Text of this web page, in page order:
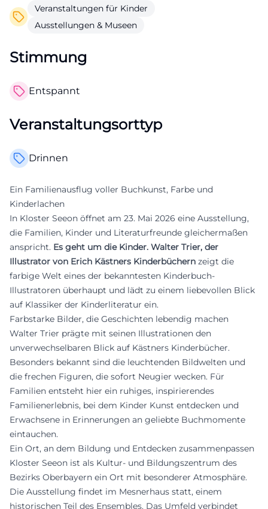
Veranstaltungen für Kinder
Ausstellungen & Museen
Stimmung
Entspannt
Veranstaltungsorttyp
Drinnen
Ein Familienausflug voller Buchkunst, Farbe und
Kinderlachen
In Kloster Seeon öffnet am 23. Mai 2026 eine Ausstellung,
die Familien, Kinder und Literaturfreunde gleichermaßen
anspricht. Es geht um die Kinder. Walter Trier, der
Illustrator von Erich Kästners Kinderbüchern zeigt die
farbige Welt eines der bekanntesten Kinderbuch-
Illustratoren überhaupt und lädt zu einem liebevollen Blick
auf Klassiker der Kinderliteratur ein.
Farbstarke Bilder, die Geschichten lebendig machen
Walter Trier prägte mit seinen Illustrationen den
unverwechselbaren Blick auf Kästners Kinderbücher.
Besonders bekannt sind die leuchtenden Bildwelten und
die frechen Figuren, die sofort Neugier wecken. Für
Familien entsteht hier ein ruhiges, inspirierendes
Familienerlebnis, bei dem Kinder Kunst entdecken und
Erwachsene in Erinnerungen an geliebte Buchmomente
eintauchen.
Ein Ort, an dem Bildung und Entdecken zusammenpassen
Kloster Seeon ist als Kultur- und Bildungszentrum des
Bezirks Oberbayern ein Ort mit besonderer Atmosphäre.
Die Ausstellung findet im Mesnerhaus statt, einem
historischen Teil des Ensembles. Das Umfeld verbindet